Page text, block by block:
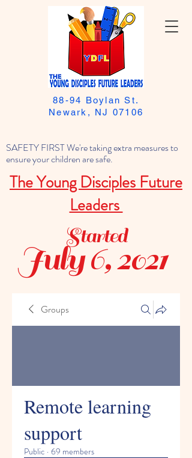
SAFETY FIRST We're taking extra measures to
ensure your children are safe.
The Young Disciples Future
Leaders
88-94 Boylan St.
Newark, NJ 07106
July 6, 2021
Started
Groups
Remote learning
support
Public · 69 members